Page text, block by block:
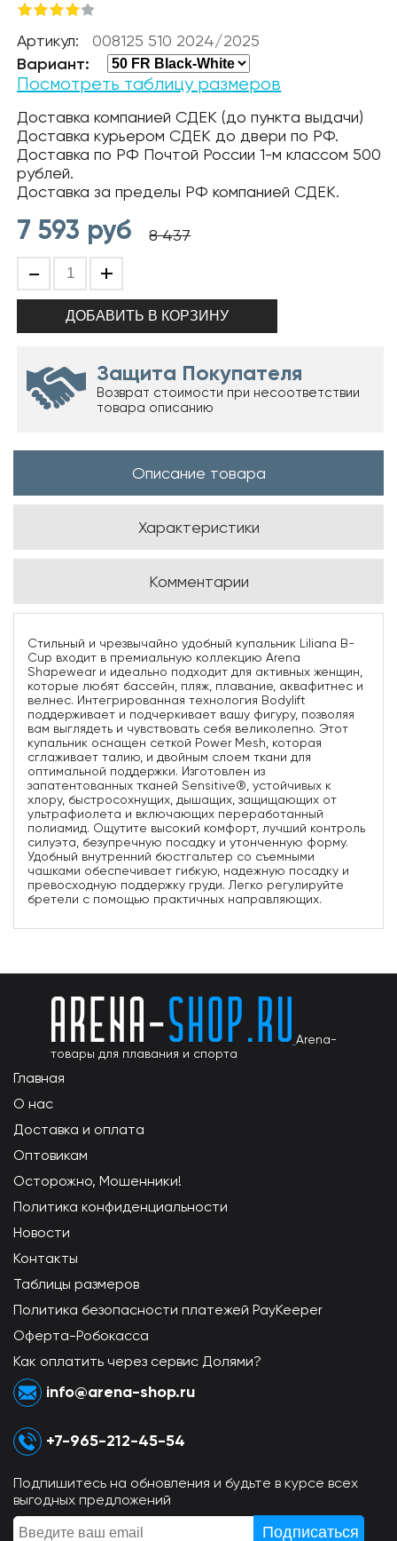
Артикул: 008125 510 2024/2025
Вариант:
Посмотреть таблицу размеров
Доставка компанией СДЕК (до пункта выдачи)
Доставка курьером СДЕК до двери по РФ.
Доставка по РФ Почтой России 1-м классом 500
рублей.
Доставка за пределы РФ компанией СДЕК.
7 593 руб 8 437
- +
Защита Покупателя
Возврат стоимости при несоответствии
товара описанию
Описание товара
Характеристики
Комментарии
Стильный и чрезвычайно удобный купальник Liliana B-
Cup входит в премиальную коллекцию Arena
Shapewear и идеально подходит для активных женщин,
которые любят бассейн, пляж, плавание, аквафитнес и
велнес. Интегрированная технология Bodylift
поддерживает и подчеркивает вашу фигуру, позволяя
вам выглядеть и чувствовать себя великолепно. Этот
купальник оснащен сеткой Power Mesh, которая
сглаживает талию, и двойным слоем ткани для
оптимальной поддержки. Изготовлен из
запатентованных тканей Sensitive®, устойчивых к
хлору, быстросохнущих, дышащих, защищающих от
ультрафиолета и включающих переработанный
полиамид. Ощутите высокий комфорт, лучший контроль
силуэта, безупречную посадку и утонченную форму.
Удобный внутренний бюстгальтер со съемными
чашками обеспечивает гибкую, надежную посадку и
превосходную поддержку груди. Легко регулируйте
бретели с помощью практичных направляющих.
Arena-
товары для плавания и спорта
Главная
О нас
Доставка и оплата
Оптовикам
Осторожно, Мошенники!
Политика конфиденциальности
Новости
Контакты
Таблицы размеров
Политика безопасности платежей PayKeeper
Оферта-Робокасса
Как оплатить через сервис Долями?
info@arena-shop.ru
+7-965-212-45-54
Подпишитесь на обновления и будьте в курсе всех
выгодных предложений